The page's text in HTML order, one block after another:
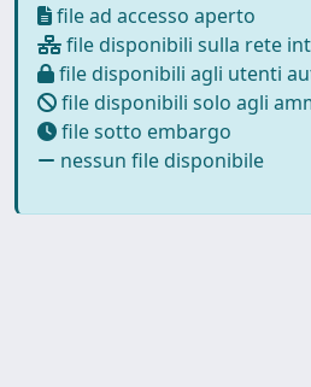
file ad accesso aperto
file disponibili sulla rete
file disponibili agli utenti
file disponibili solo agli
file sotto embargo
nessun file disponibile